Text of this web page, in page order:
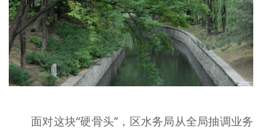
面对这块“硬骨头”，区水务局从全局抽调业务